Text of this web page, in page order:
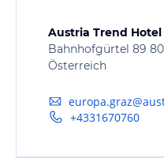
Austria Trend Hotel
Bahnhofgürtel 89
Österreich
+4331670760